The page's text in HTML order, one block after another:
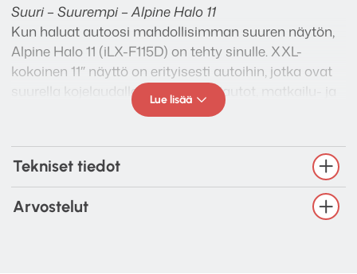
Suuri – Suurempi – Alpine Halo 11
Kun haluat autoosi mahdollisimman suuren näytön,
Alpine Halo 11 (iLX-F115D) on tehty sinulle. XXL-
kokoinen 11″ näyttö on erityisesti autoihin, jotka ovat
suurella kojelaudalla kuten pakettiautot, matkailu- ja
retkeilyautot, kuorma-autot, ajoneuvoyhdistelmät,
tahansa autoon, jossa on 1-DIN tai 2-DIN
asennuspaikka.
Lue lisää
Tekniset tiedot
Arvostelut